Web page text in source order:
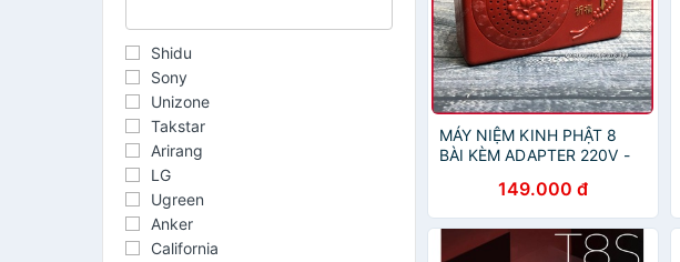
Shidu
Sony
Unizone
Takstar
Arirang
LG
Ugreen
Anker
California
MÁY NIỆM KINH PHẬT 8
BÀI KÈM ADAPTER 220V -
149.000 đ